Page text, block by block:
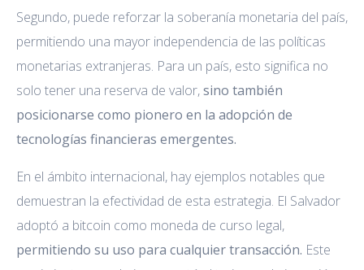
Segundo, puede reforzar la soberanía monetaria del país,
permitiendo una mayor independencia de las políticas
monetarias extranjeras. Para un país, esto significa no
solo tener una reserva de valor,sino también
posicionarse como pionero en la adopción de
tecnologías financieras emergentes.
En el ámbito internacional, hay ejemplos notables que
demuestran la efectividad de esta estrategia. El Salvador
adoptó a bitcoin como moneda de curso legal,
permitiendo su uso para cualquier transacción. Este